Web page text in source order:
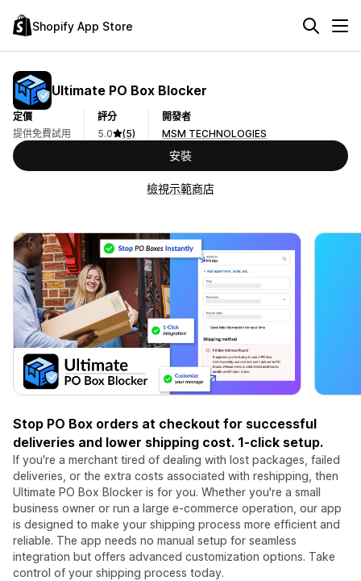
Shopify App Store
Ultimate PO Box Blocker
定價
提供免費試用
評分
5.0
(5)
開發者
MSM TECHNOLOGIES
安裝
檢視示範商店
Stop PO Box orders at checkout for successful
deliveries and lower shipping cost. 1-click setup.
If you're a merchant tired of dealing with lost packages, failed
deliveries, or the extra costs associated with reshipping, then
Ultimate PO Box Blocker is for you. Whether you're a small
business owner or run a large e-commerce operation, our app
is designed to make your shipping process more efficient and
reliable. The app needs no manual setup for seamless
integration but offers advanced customization options. Take
control of your shipping process today.